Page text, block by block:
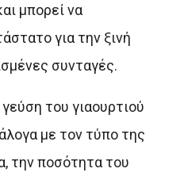
μπορεί να
για την ξινή
συνταγές.
του γιαουρτιού
με τον τύπο της
την ποσότητα του